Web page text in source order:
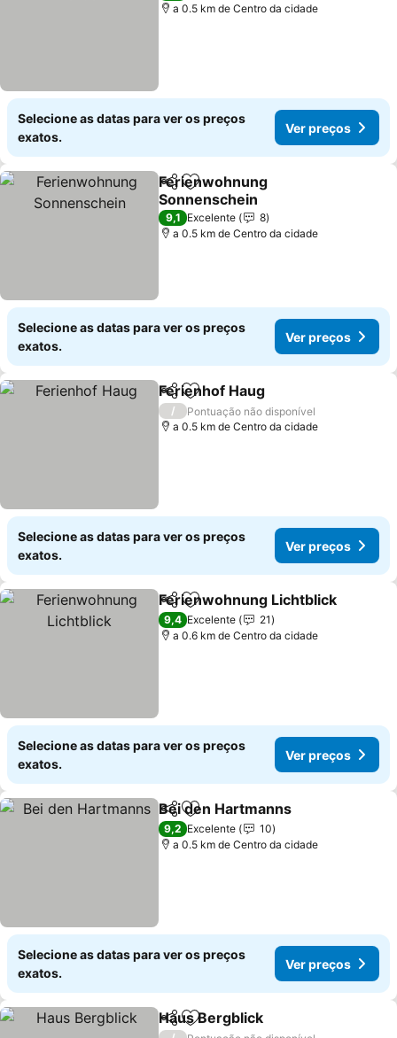
a 0.5 km de Centro da cidade
Selecione as datas para ver os preços
exatos.
Ver preços
PartilharAdicionar aos favoritos
Ferienwohnung
Sonnenschein
9,1 Excelente
8
a 0.5 km de Centro da cidade
Selecione as datas para ver os preços
exatos.
Ver preços
PartilharAdicionar aos favoritos
Ferienhof Haug
/
Pontuação não disponível
a 0.5 km de Centro da cidade
Selecione as datas para ver os preços
exatos.
Ver preços
PartilharAdicionar aos favoritos
Ferienwohnung Lichtblick
9,4 Excelente
21
a 0.6 km de Centro da cidade
Selecione as datas para ver os preços
exatos.
Ver preços
PartilharAdicionar aos favoritos
Bei den Hartmanns
9,2 Excelente
10
a 0.5 km de Centro da cidade
Selecione as datas para ver os preços
exatos.
Ver preços
PartilharAdicionar aos favoritos
Haus Bergblick